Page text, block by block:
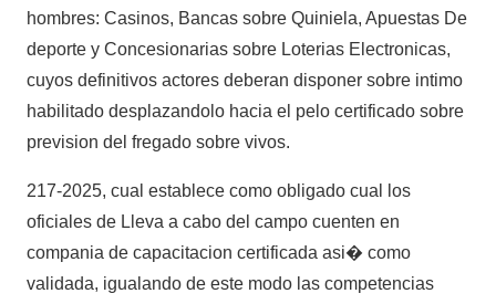
hombres: Casinos, Bancas sobre Quiniela, Apuestas De
deporte y Concesionarias sobre Loterias Electronicas,
cuyos definitivos actores deberan disponer sobre intimo
habilitado desplazandolo hacia el pelo certificado sobre
prevision del fregado sobre vivos.
217-2025, cual establece como obligado cual los
oficiales de Lleva a cabo del campo cuenten en
compania de capacitacion certificada asi� como
validada, igualando de este modo las competencias